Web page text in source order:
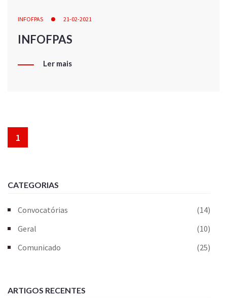
INFOFPAS 21-02-2021
INFOFPAS
Ler mais
1
CATEGORIAS
Convocatórias
(14)
Geral
(10)
Comunicado
(25)
ARTIGOS RECENTES